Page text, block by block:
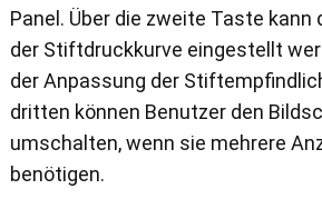
Panel. Über die zweite Taste kann
der Stiftdruckkurve eingestellt
der Anpassung der
dritten können Benutzer den
umschalten, wenn sie mehrere
benötigen.